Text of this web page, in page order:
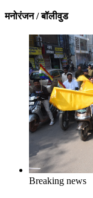
मनोरंजन / बॉलीवुड
Breaking news